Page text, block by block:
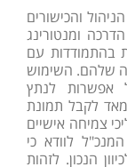
והכישורים
ומנטורינג
בהתמודדות עם
שלהם. השימוש
אפשרות לנתץ
לקבל תמונת
צמיחה אישיים
לוודא כי
הנכון. לזהות